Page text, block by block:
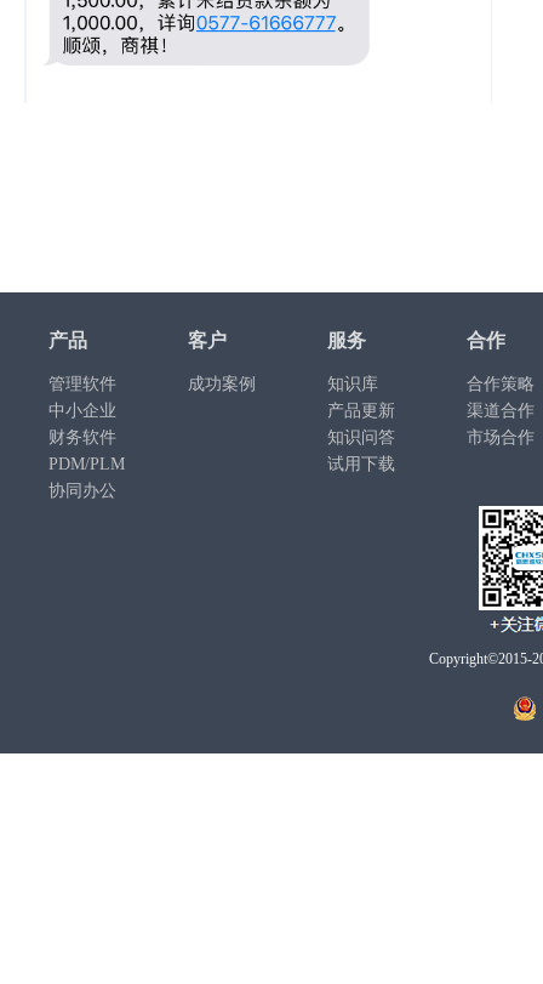
产品
管理软件
中小企业
财务软件
PDM/PLM
协同办公
客户
成功案例
服务
知识库
产品更新
知识问答
试用下载
合作
合作策略
渠道合作
市场合作
Copyright©2015-